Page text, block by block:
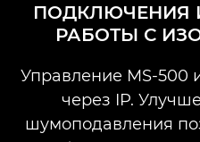
ПОДКЛЮЧЕНИЯ
РАБОТЫ С
Управление MS-500
через IP.
шумоподавления